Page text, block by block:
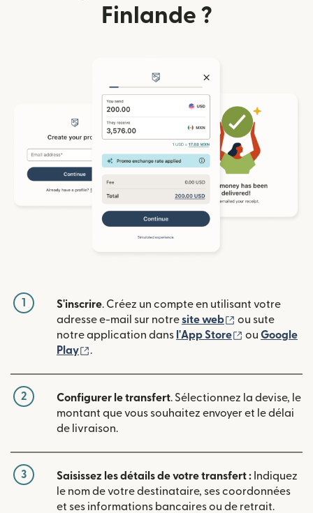
Finlande ?
1 S'inscrire. Créez un compte en utilisant votre
adresse e-mail sur notresite web (s'ouvre dans
ou sute
notre application dans l'App Store (s'ouvre
ou Google
Play
.
2 Configurer le transfert. Sélectionnez la devise, le
montant que vous souhaitez envoyer et le délai
de livraison.
3 Saisissez les détails de votre transfert : Indiquez
le nom de votre destinataire, ses coordonnées
et ses informations bancaires ou de retrait.